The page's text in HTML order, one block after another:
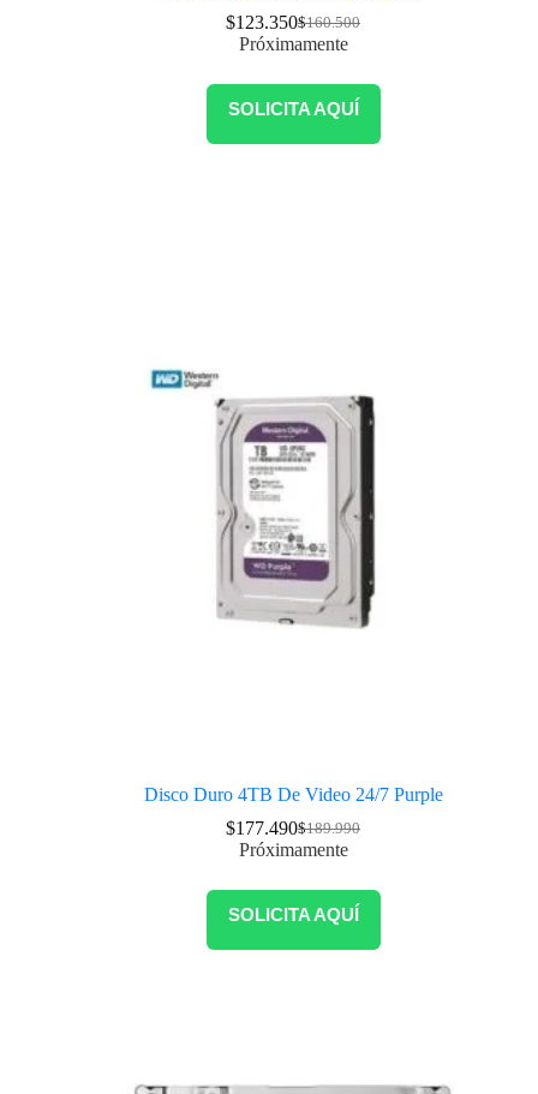
$160.500
$123.350
Próximamente
SOLICITA AQUÍ
Disco Duro 4TB De Video 24/7 Purple
$189.990
$177.490
Próximamente
SOLICITA AQUÍ